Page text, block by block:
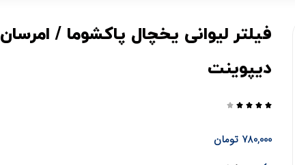
فیلتر لیوانی یخچال پاکشوما /
دیپوینت





780,000 تومان